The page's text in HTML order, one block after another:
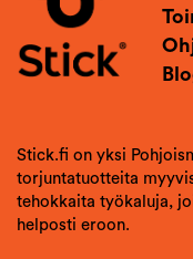
Stick.fi on yksi
torjuntatuotteita
tehokkaita työkaluja,
helposti eroon.